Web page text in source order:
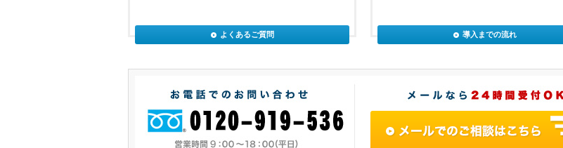
よくあるご質問 導入までの流れ